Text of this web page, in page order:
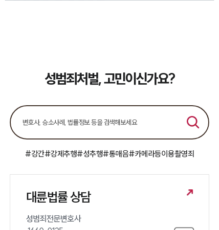
성범죄처벌, 고민이신가요?
#강간#강제추행#성추행#통매음#카메라등이용촬영죄
대륜법률 상담
성범죄전문변호사